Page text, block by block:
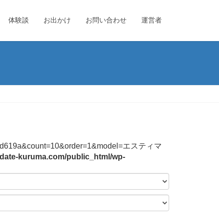
体験談 お出かけ お問い合わせ 運営者
エスティマ
kuruma.com/public_html/wp-